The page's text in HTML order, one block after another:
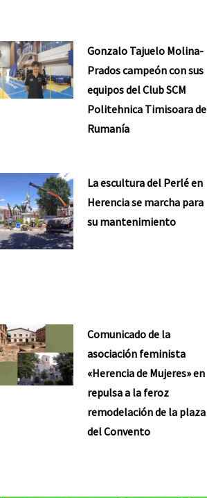
Gonzalo Tajuelo Molina-
Prados campeón con sus
equipos del Club SCM
Politehnica Timisoara de
Rumanía
La escultura del Perlé en
Herencia se marcha para
su mantenimiento
Comunicado de la
asociación feminista
«Herencia de Mujeres» en
repulsa a la feroz
remodelación de la plaza
del Convento